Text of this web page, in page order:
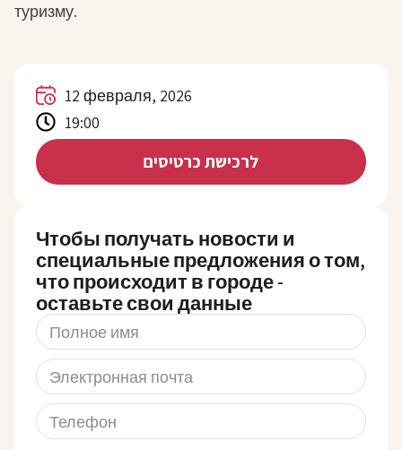
туризму.
12 февраля, 2026
19:00
לרכישת כרטיסים
Чтобы получать новости и
специальные предложения о том,
что происходит в городе -
оставьте свои данные